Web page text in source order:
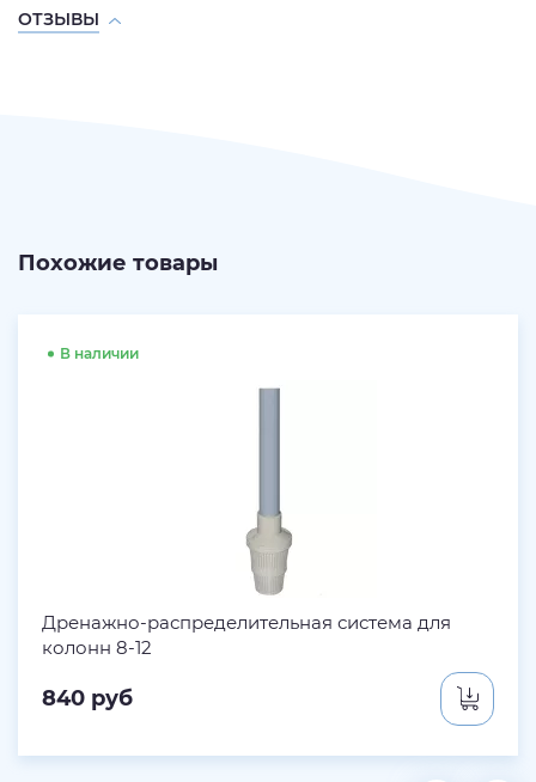
ОТЗЫВЫ
Похожие товары
В наличии
Дренажно-распределительная система для
колонн 8-12
840 руб